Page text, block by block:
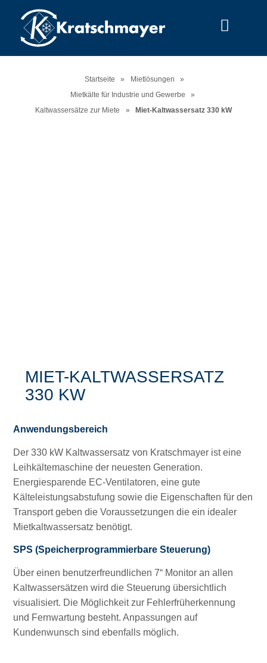
Startseite » Mietlösungen
»
Mietkälte für Industrie und Gewerbe
»
Kaltwassersätze zur Miete
» Miet-Kaltwassersatz 330 kW
MIET-KALTWASSERSATZ
330 KW
Anwendungsbereich
Der 330 kW Kaltwassersatz von Kratschmayer ist eine
Leihkältemaschine der neuesten Generation.
Energiesparende EC-Ventilatoren, eine gute
Kälteleistungsabstufung sowie die Eigenschaften für den
Transport geben die Voraussetzungen die ein idealer
Mietkaltwassersatz benötigt.
SPS (Speicherprogrammierbare Steuerung)
Über einen benutzerfreundlichen 7“ Monitor an allen
Kaltwassersätzen wird die Steuerung übersichtlich
visualisiert. Die Möglichkeit zur Fehlerfrüherkennung
und Fernwartung besteht. Anpassungen auf
Kundenwunsch sind ebenfalls möglich.